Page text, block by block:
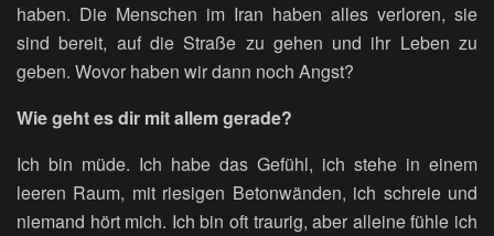
haben. Die Menschen im Iran haben alles verloren, sie
sind bereit, auf die Straße zu gehen und ihr Leben zu
geben. Wovor haben wir dann noch Angst?
Wie geht es dir mit allem gerade?
Ich bin müde. Ich habe das Gefühl, ich stehe in einem
leeren Raum, mit riesigen Betonwänden, ich schreie und
niemand hört mich. Ich bin oft traurig, aber alleine fühle ich